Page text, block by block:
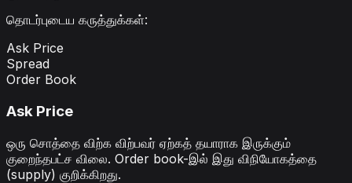
தொடர்புடைய கருத்துக்கள்:
Ask Price
Spread
Order Book
Ask Price
ஒரு சொத்தை விற்க விற்பவர் ஏற்கத் தயாராக இருக்கும்
குறைந்தபட்ச விலை. Order book-இல் இது விநியோகத்தை
(supply) குறிக்கிறது.